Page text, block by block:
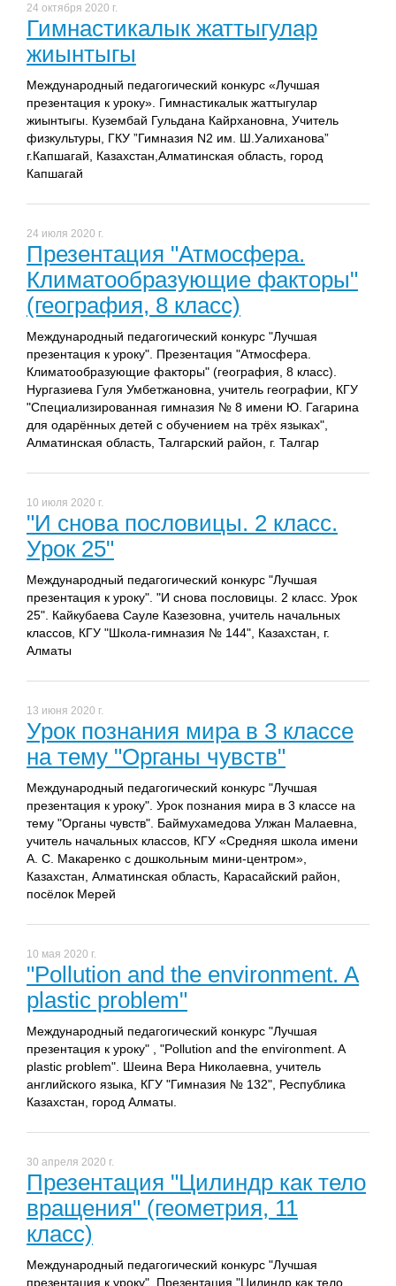
24 октября 2020 г.
Гимнастикалык жаттыгулар
жиынтыгы
Международный педагогический конкурс «Лучшая
презентация к уроку». Гимнастикалык жаттыгулар
жиынтыгы. Кузембай Гульдана Кайрхановна, Учитель
физкультуры, ГКУ ”Гимназия N2 им. Ш.Уалиханова”
г.Капшагай, Казахстан,Алматинская область, город
Капшагай
24 июля 2020 г.
Презентация "Атмосфера.
Климатообразующие факторы"
(география, 8 класс)
Международный педагогический конкурс "Лучшая
презентация к уроку". Презентация "Атмосфера.
Климатообразующие факторы" (география, 8 класс).
Нургазиева Гуля Умбетжановна, учитель географии, КГУ
"Специализированная гимназия № 8 имени Ю. Гагарина
для одарённых детей с обучением на трёх языках",
Алматинская область, Талгарский район, г. Талгар
10 июля 2020 г.
"И снова пословицы. 2 класс.
Урок 25"
Международный педагогический конкурс "Лучшая
презентация к уроку". "И снова пословицы. 2 класс. Урок
25". Кайкубаева Сауле Казезовна, учитель начальных
классов, КГУ "Школа-гимназия № 144", Казахстан, г.
Алматы
13 июня 2020 г.
Урок познания мира в 3 классе
на тему "Органы чувств"
Международный педагогический конкурс "Лучшая
презентация к уроку". Урок познания мира в 3 классе на
тему "Органы чувств". Баймухамедова Улжан Малаевна,
учитель начальных классов, КГУ «Средняя школа имени
А. С. Макаренко с дошкольным мини-центром»,
Казахстан, Алматинская область, Карасайский район,
посёлок Мерей
10 мая 2020 г.
"Pollution and the environment. A
plastic problem"
Международный педагогический конкурс "Лучшая
презентация к уроку" , "Pollution and the environment. A
plastic problem". Шеина Вера Николаевна, учитель
английского языка, КГУ "Гимназия № 132", Республика
Казахстан, город Алматы.
30 апреля 2020 г.
Презентация "Цилиндр как тело
вращения" (геометрия, 11
класс)
Международный педагогический конкурс "Лучшая
презентация к уроку". Презентация "Цилиндр как тело